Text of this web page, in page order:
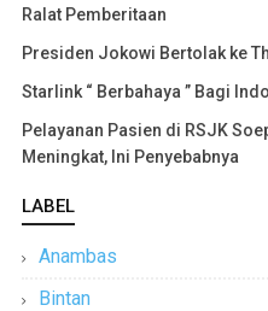
Ralat Pemberitaan
Presiden Jokowi Bertolak ke
Starlink “ Berbahaya ” Bagi
Pelayanan Pasien di RSJK
Meningkat, Ini Penyebabnya
LABEL
Anambas
Bintan